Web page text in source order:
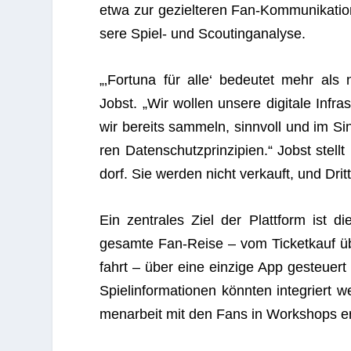
etwa zur geziel­te­ren Fan-
sere Spiel- und Scoutinganalyse.
„‚For­tuna für alle‘ bedeu­tet mehr als
Jobst. „Wir wol­len unsere digi­tale
wir bereits sam­meln, sinn­voll und im
ren Daten­schutz­prin­zi­pien.“ Jobst
dorf. Sie wer­den nicht ver­kauft, und
Ein zen­tra­les Ziel der Platt­form ist
gesamte Fan-Reise – vom Ticket­kauf
fahrt – über eine ein­zige App
Spiel­in­for­ma­tio­nen könn­ten inte­griert
men­ar­beit mit den Fans in Work­shops